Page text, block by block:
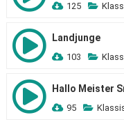
125
Landjunge
103
Hallo Meister
95